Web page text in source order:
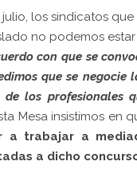
los sindicatos
no podemos
con que se
que se
de los profesionales
Mesa insistimos en
a trabajar a
a dicho